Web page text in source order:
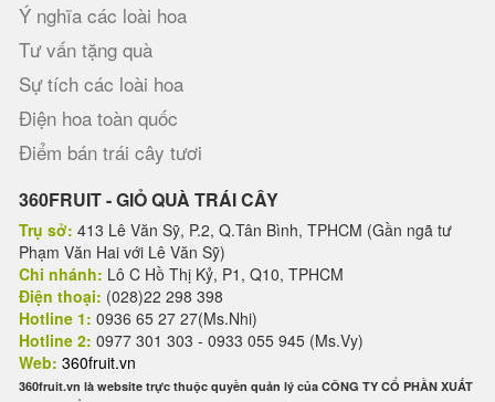
Ý nghĩa các loài hoa
Tư vấn tặng quà
Sự tích các loài hoa
Điện hoa toàn quốc
Điểm bán trái cây tươi
360FRUIT - GIỎ QUÀ TRÁI CÂY
Trụ sở: 413 Lê Văn Sỹ, P.2, Q.Tân Bình, TPHCM (Gần ngã tư
Phạm Văn Hai với Lê Văn Sỹ)
Chi nhánh: Lô C Hồ Thị Kỷ, P1, Q10, TPHCM
Điện thoại: (028)22 298 398
Hotline 1: 0936 65 27 27(Ms.Nhi)
Hotline 2: 0977 301 303 - 0933 055 945 (Ms.Vy)
Web: 360fruit.vn
360fruit.vn là website trực thuộc quyền quản lý của CÔNG TY CỔ PHẦN XUẤT